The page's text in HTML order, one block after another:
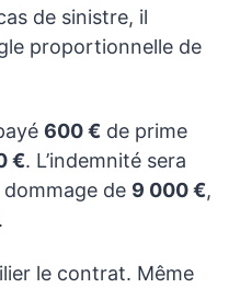
de sinistre, il
proportionnelle de
600 € de prime
€. L’indemnité sera
dommage de 9 000 €,
.
le contrat. Même